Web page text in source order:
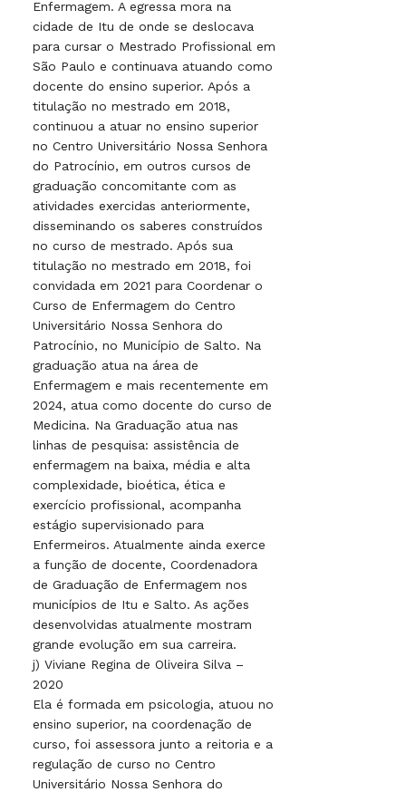
Enfermagem. A egressa mora na
cidade de Itu de onde se deslocava
para cursar o Mestrado Profissional em
São Paulo e continuava atuando como
docente do ensino superior. Após a
titulação no mestrado em 2018,
continuou a atuar no ensino superior
no Centro Universitário Nossa Senhora
do Patrocínio, em outros cursos de
graduação concomitante com as
atividades exercidas anteriormente,
disseminando os saberes construídos
no curso de mestrado. Após sua
titulação no mestrado em 2018, foi
convidada em 2021 para Coordenar o
Curso de Enfermagem do Centro
Universitário Nossa Senhora do
Patrocínio, no Município de Salto. Na
graduação atua na área de
Enfermagem e mais recentemente em
2024, atua como docente do curso de
Medicina. Na Graduação atua nas
linhas de pesquisa: assistência de
enfermagem na baixa, média e alta
complexidade, bioética, ética e
exercício profissional, acompanha
estágio supervisionado para
Enfermeiros. Atualmente ainda exerce
a função de docente, Coordenadora
de Graduação de Enfermagem nos
municípios de Itu e Salto. As ações
desenvolvidas atualmente mostram
grande evolução em sua carreira.
j) Viviane Regina de Oliveira Silva –
2020
Ela é formada em psicologia, atuou no
ensino superior, na coordenação de
curso, foi assessora junto a reitoria e a
regulação de curso no Centro
Universitário Nossa Senhora do